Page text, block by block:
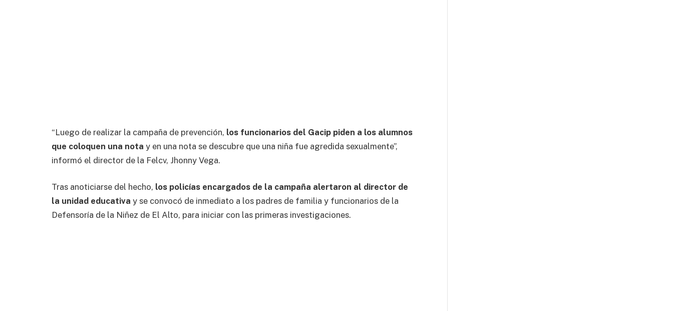
“Luego de realizar la campaña de prevención, los funcionarios del Gacip piden a los alumnos
que coloquen una nota y en una nota se descubre que una niña fue agredida sexualmente”,
informó el director de la Felcv, Jhonny Vega.
Tras anoticiarse del hecho, los policías encargados de la campaña alertaron al director de
la unidad educativa y se convocó de inmediato a los padres de familia y funcionarios de la
Defensoría de la Niñez de El Alto, para iniciar con las primeras investigaciones.